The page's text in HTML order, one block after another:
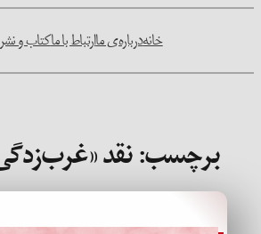
خانهدرباره‌ی ماارتباط با ماکتاب و
برچسب:نقد